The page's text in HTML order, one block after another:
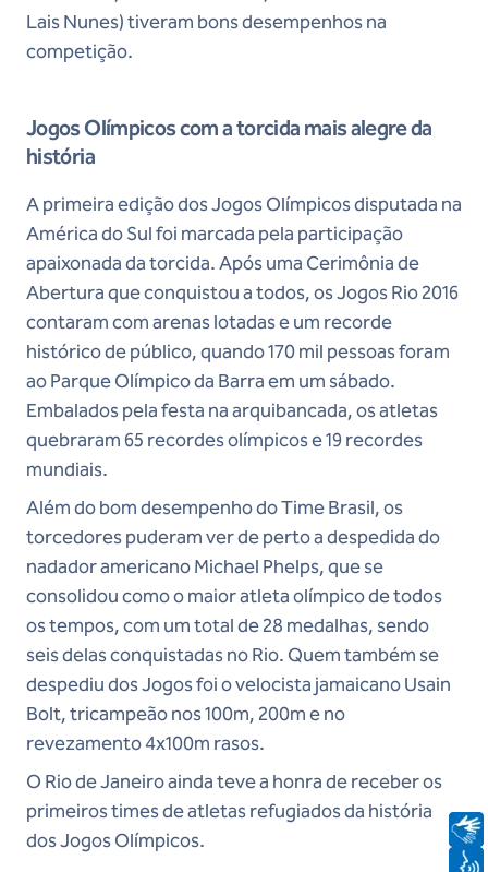
Lais Nunes) tiveram bons desempenhos na
competição.
Jogos Olímpicos com a torcida mais alegre da
história
A primeira edição dos Jogos Olímpicos disputada na
América do Sul foi marcada pela participação
apaixonada da torcida. Após uma Cerimônia de
Abertura que conquistou a todos, os Jogos Rio 2016
contaram com arenas lotadas e um recorde
histórico de público, quando 170 mil pessoas foram
ao Parque Olímpico da Barra em um sábado.
Embalados pela festa na arquibancada, os atletas
quebraram 65 recordes olímpicos e 19 recordes
mundiais.
Além do bom desempenho do Time Brasil, os
torcedores puderam ver de perto a despedida do
nadador americano Michael Phelps, que se
consolidou como o maior atleta olímpico de todos
os tempos, com um total de 28 medalhas, sendo
seis delas conquistadas no Rio. Quem também se
despediu dos Jogos foi o velocista jamaicano Usain
Bolt, tricampeão nos 100m, 200m e no
revezamento 4x100m rasos.
O Rio de Janeiro ainda teve a honra de receber os
primeiros times de atletas refugiados da história
dos Jogos Olímpicos.